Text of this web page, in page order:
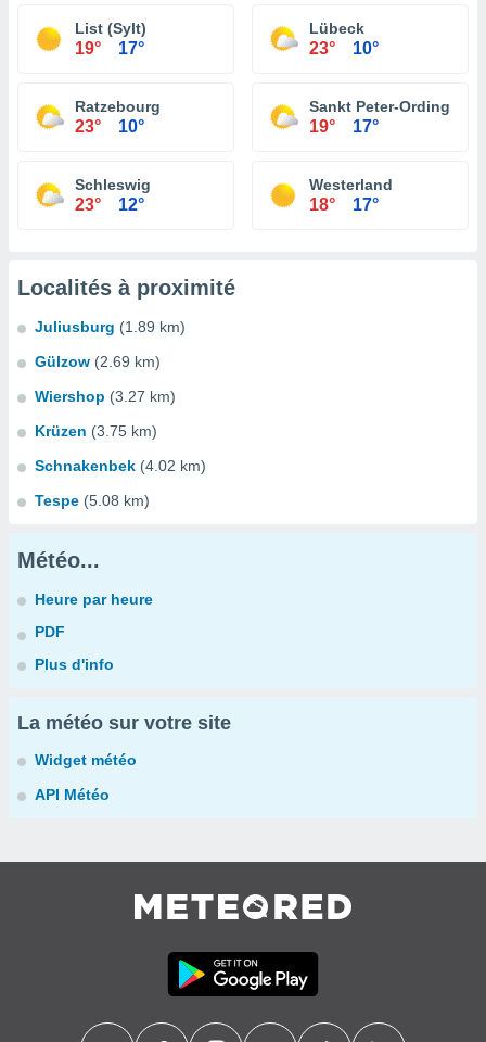
List (Sylt)
19° 17°
Lübeck
23° 10°
Ratzebourg
23° 10°
Sankt Peter-Ording
19° 17°
Schleswig
23° 12°
Westerland
18° 17°
Localités à proximité
Juliusburg (1.89 km)
Gülzow (2.69 km)
Wiershop (3.27 km)
Krüzen (3.75 km)
Schnakenbek (4.02 km)
Tespe (5.08 km)
Météo...
Heure par heure
PDF
Plus d'info
La météo sur votre site
Widget météo
API Météo